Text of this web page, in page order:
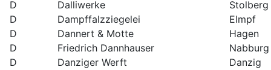
D
Dalliwerke
Stolberg
D
Dampffalzziegelei
Elmpf
D
Dannert & Motte
Hagen
D
Friedrich Dannhauser
Nabburg
D
Danziger Werft
Danzig